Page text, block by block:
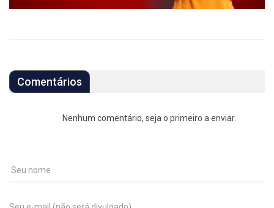
Comentários
Nenhum comentário, seja o primeiro a enviar.